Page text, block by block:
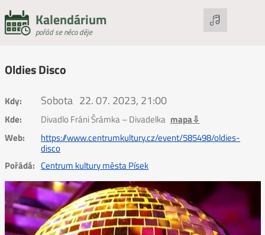
Kalendárium
pořád se něco děje
Oldies Disco
Kdy: Sobota 22. 07. 2023, 21:00
Kde: Divadlo Fráni Šrámka – Divadelka mapa⇩
Web:
https://www.centrumkultury.cz/event/585498/oldies-
disco
Pořádá: Centrum kultury města Písek